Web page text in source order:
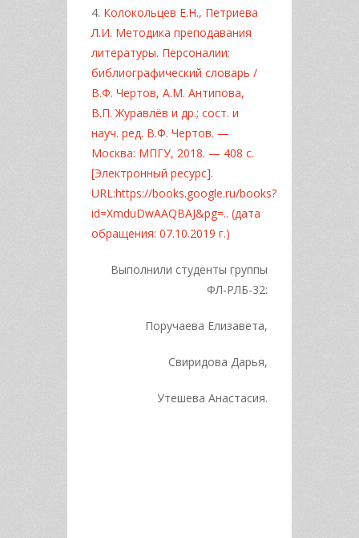
4. Колокольцев Е.Н., Петриева
Л.И. Методика преподавания
литературы. Персоналии:
библиографический словарь /
В.Ф. Чертов, А.М. Антипова,
В.П. Журавлёв и др.; сост. и
науч. ред. В.Ф. Чертов. —
Москва: МПГУ, 2018. — 408 с.
[Электронный ресурс].
URL:https://books.google.ru/books?
id=XmduDwAAQBAJ&pg=.. (дата
обращения: 07.10.2019 г.)
Выполнили студенты группы
ФЛ-РЛБ-32:
Поручаева Елизавета,
Свиридова Дарья,
Утешева Анастасия.